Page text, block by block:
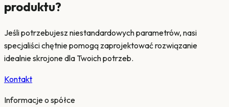
produktu?
Jeśli potrzebujesz niestandardowych parametrów, nasi
specjaliści chętnie pomogą zaprojektować rozwiązanie
idealnie skrojone dla Twoich potrzeb.
Kontakt
Informacje o spółce